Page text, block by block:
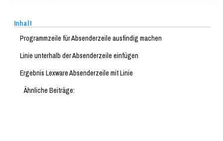
Inhalt
Programmzeile für Absenderzeile ausfindig machen
Linie unterhalb der Absenderzeile einfügen
Ergebnis Lexware Absenderzeile mit Linie
Ähnliche Beiträge: